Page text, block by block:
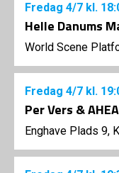
Fredag 4/7 kl.
Helle Danums
World Scene
Fredag 4/7 kl.
Per Vers &
Enghave Plads 9,